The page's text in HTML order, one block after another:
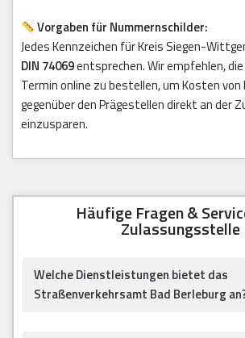
Vorgaben für Nummernschilder:
Jedes Kennzeichen für Kreis Siegen-
DIN 74069entsprechen. Wir empfehlen,
Termin online zu bestellen, um Kosten von
gegenüber den Prägestellen direkt an der
einzusparen.
Häufige Fragen &
Zulassungsstelle
Welche Dienstleistungen bietet das
Straßenverkehrsamt Bad Berleburg